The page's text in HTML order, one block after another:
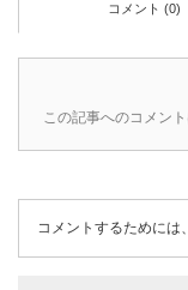
コメント (0)
この記事へのコメント
コメントするためには